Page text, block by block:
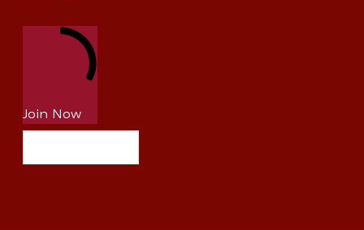
Join Now